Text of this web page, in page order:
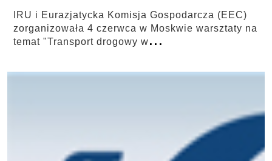
IRU i Eurazjatycka Komisja Gospodarcza (EEC)
zorganizowała 4 czerwca w Moskwie warsztaty na
temat "Transport drogowy w...